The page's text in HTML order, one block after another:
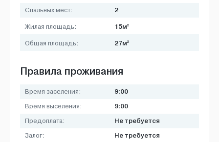
Спальных мест: 2
Жилая площадь: 15м2
Общая площадь: 27м2
Правила проживания
Время заселения: 9:00
Время выселения: 9:00
Предоплата: Не требуется
Залог: Не требуется